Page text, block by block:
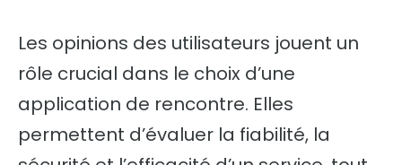
Les opinions des utilisateurs jouent un
rôle crucial dans le choix d’une
application de rencontre. Elles
permettent d’évaluer la fiabilité, la